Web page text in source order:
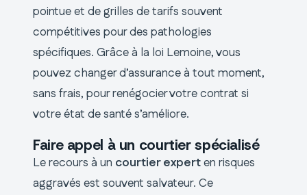
pointue et de grilles de tarifs souvent
compétitives pour des pathologies
spécifiques. Grâce à la loi Lemoine, vous
pouvez changer d’assurance à tout moment,
sans frais, pour renégocier votre contrat si
votre état de santé s’améliore.
Faire appel à un courtier spécialisé
Le recours à un courtier experten risques
aggravés est souvent salvateur. Ce